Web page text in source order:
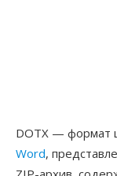
DOTX — формат
Word,